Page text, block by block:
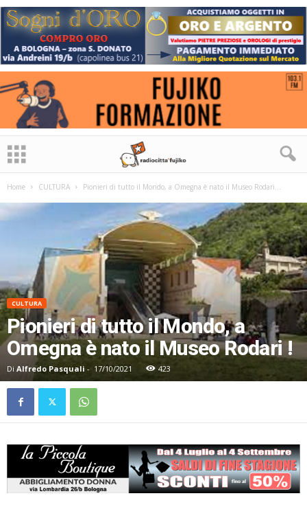
Home CULTURA Pionieri di tutto il Mondo, a Omegna è nato il Museo Rodari...
CULTURA
Pionieri di tutto il Mondo, a
Omegna è nato il Museo Rodari !
Di Alfredo Pasquali - 17/10/2021 423